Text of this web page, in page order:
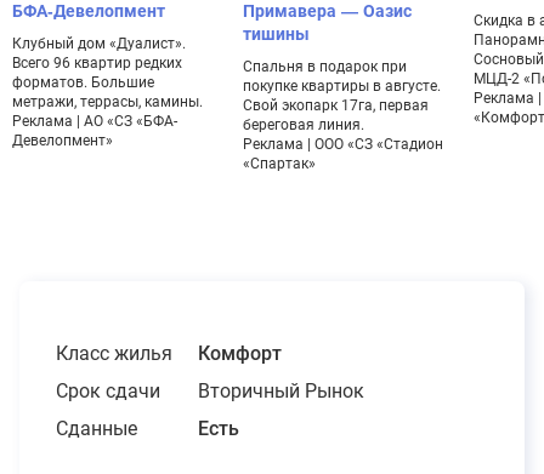
Класс жилья
Комфорт
Срок сдачи
Вторичный Рынок
Сданные
Есть
БФА-Девелопмент
Клубный дом «Дуалист».
Всего 96 квартир редких
форматов. Большие
метражи, террасы, камины.
Реклама | АО «СЗ «БФА-
Девелопмент»
Примавера — Оазис
тишины
Спальня в подарок при
покупке квартиры в августе.
Свой экопарк 17га, первая
береговая линия.
Реклама | ООО «СЗ «Стадион
«Спартак»
Скидка в
МЦД-2
Реклама